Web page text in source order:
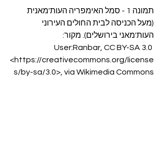
תמונה 1 - סמל האימפריה העות'מאנית
(מעל הכניסה לבית החולים העירוני
העות'מאני בירושלים). מקור:
User:Ranbar, CC BY-SA 3.0
<https://creativecommons.org/license
s/by-sa/3.0>, via Wikimedia Commons